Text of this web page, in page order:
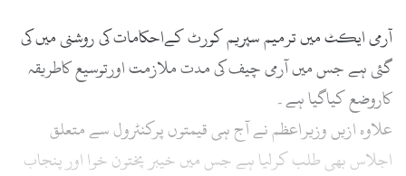
آرمی ایکٹ میں ترمیم سپریم کورٹ کےاحکامات کی روشنی میں کی
گئی ہے جس میں آرمی چیف کی مدت ملازمت اورتوسیع کاطریقہ
کاروضع کیاگیا ہے۔
علاوہ ازیں وزیراعظم نے آج ہی قیمتوں پرکنٹرول سے متعلق
اجلاس بھی طلب کرلیا ہے جس میں خیبر پختون خوا اور پنجاب